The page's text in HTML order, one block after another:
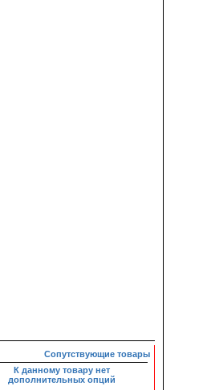
Сопутствующие товары
К данному товару нет
дополнительных опций